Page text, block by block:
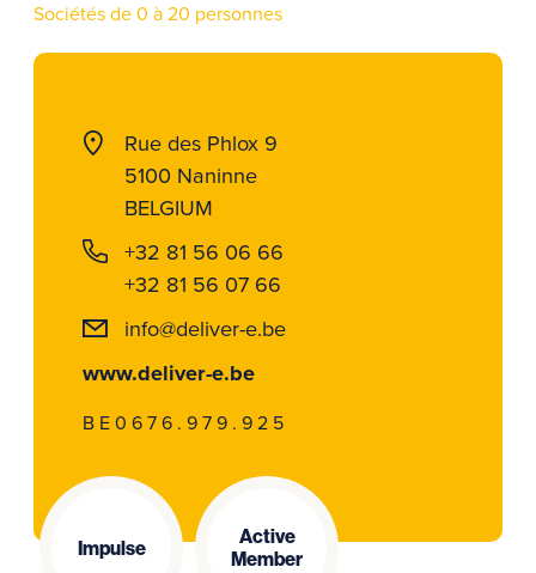
Sociétés de 0 à 20 personnes
Rue des Phlox 9
5100 Naninne
BELGIUM
+32 81 56 06 66
+32 81 56 07 66
info@deliver-e.be
www.deliver-e.be
BE0676.979.925
Impulse
Active
Member